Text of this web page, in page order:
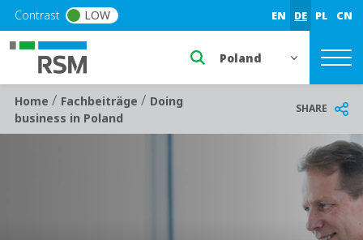
Skip to main content
Contrast LOW EN DE PL CN
Select a region or
Breadcrumb
Home/ Fachbeiträge/ Doing
business in Poland
SHARE